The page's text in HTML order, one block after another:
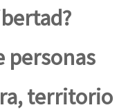
personas
territorio